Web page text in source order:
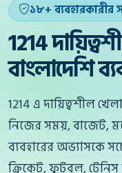
১৮+ ব্যবহারকারীর
1214
বাংলাদেশি
1214 এ দায়িত্বশীল
নিজের সময়, বাজেট,
ব্যবহারের অভ্যাসকে
ক্রিকেট, ফুটবল, টেনিস